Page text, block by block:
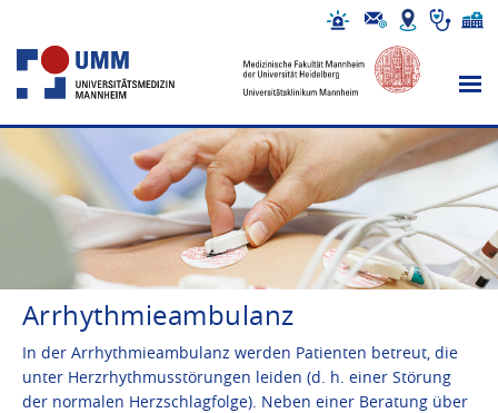
Arrhythmieambulanz
In der Arrhythmieambulanz werden Patienten betreut, die
unter Herzrhythmusstörungen leiden (d. h. einer Störung
der normalen Herzschlagfolge). Neben einer Beratung über